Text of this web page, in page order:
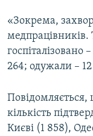
«Зокрема,
госпіталізовано
264; одужали –
кількість
Києві (1 858),